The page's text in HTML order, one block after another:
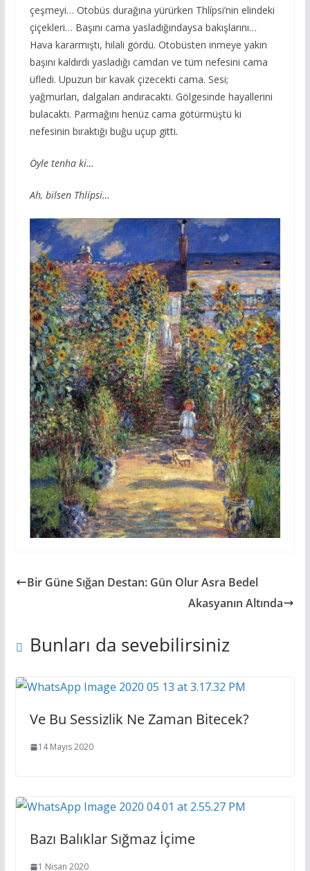
çeşmeyi… Otobüs durağına yürürken Thlípsi’nin elindeki
çiçekleri… Başını cama yasladığındaysa bakışlarını…
Hava kararmıştı, hilali gördü. Otobüsten inmeye yakın
başını kaldırdı yasladığı camdan ve tüm nefesini cama
üfledi. Upuzun bir kavak çizecekti cama. Sesi;
yağmurları, dalgaları andıracaktı. Gölgesinde hayallerini
bulacaktı. Parmağını henüz cama götürmüştü ki
nefesinin bıraktığı buğu uçup gitti.
Öyle tenha ki…
Ah, bilsen Thlípsi…
Bir Güne Sığan Destan: Gün Olur Asra Bedel
Akasyanın Altında
Bunları da sevebilirsiniz
Ve Bu Sessizlik Ne Zaman Bitecek?
14 Mayıs 2020
Bazı Balıklar Sığmaz İçime
1 Nisan 2020